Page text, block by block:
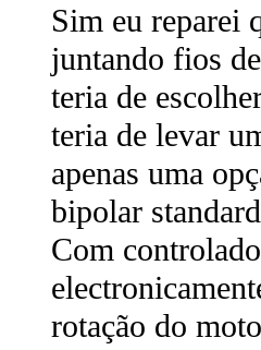
Sim eu reparei
juntando fios
teria de
teria de levar
apenas uma
bipolar
Com
rotação do